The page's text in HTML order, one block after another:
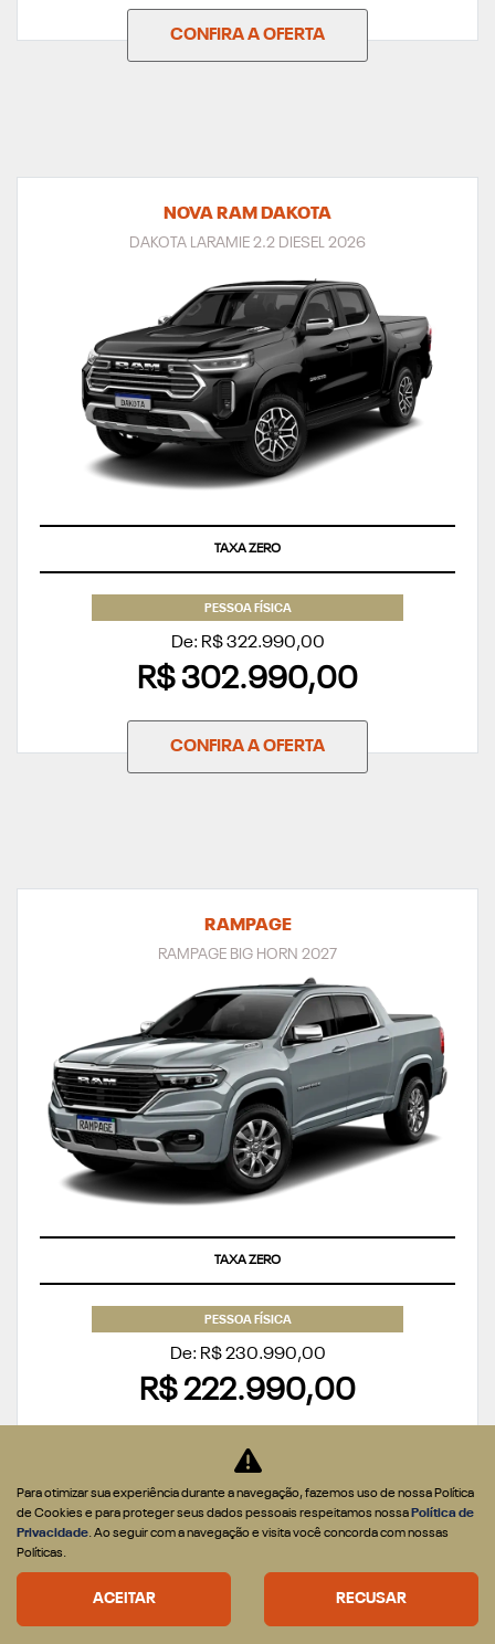
CONFIRA A OFERTA
NOVA RAM DAKOTA
DAKOTA LARAMIE 2.2 DIESEL 2026
TAXA ZERO
PESSOA FÍSICA
De: R$ 322.990,00
R$ 302.990,00
CONFIRA A OFERTA
RAMPAGE
RAMPAGE BIG HORN 2027
TAXA ZERO
PESSOA FÍSICA
De: R$ 230.990,00
R$ 222.990,00
CONFIRA A OFERTA
Para otimizar sua experiência durante a navegação, fazemos uso de nossa Política
de Cookies e para proteger seus dados pessoais respeitamos nossa Política de
Privacidade. Ao seguir com a navegação e visita você concorda com nossas
Políticas.
ACEITAR RECUSAR